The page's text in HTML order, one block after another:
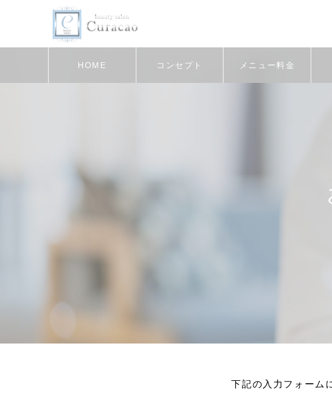
HOME コンセプト メニュー料金
下記の入力フォーム